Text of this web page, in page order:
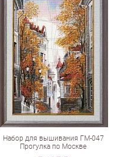
Набор для вышивания ГМ-047
Прогулка по Москве